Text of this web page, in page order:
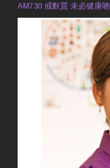
AM730 戒麩質 未必健康啲